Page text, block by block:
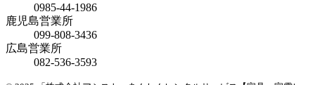
0985-44-1986
鹿児島営業所
099-808-3436
広島営業所
082-536-3593